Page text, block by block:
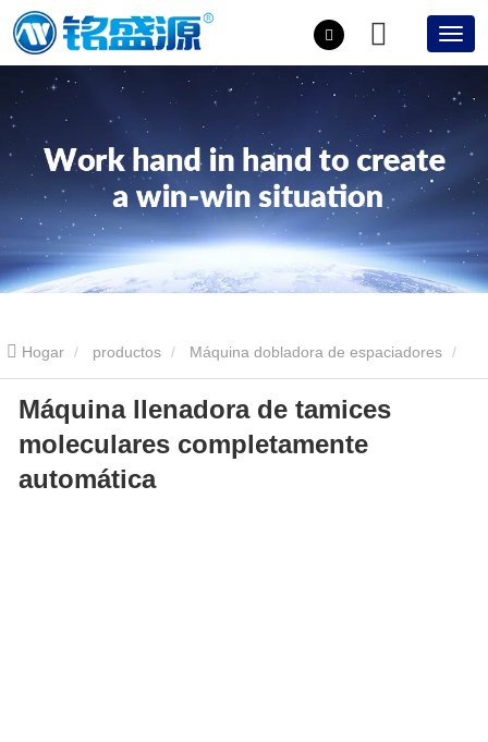
Hogar productos Máquina dobladora de espaciadores
Máquina llenadora de tamices moleculares completamente
automática
Máquina llenadora de tamices
moleculares completamente
automática